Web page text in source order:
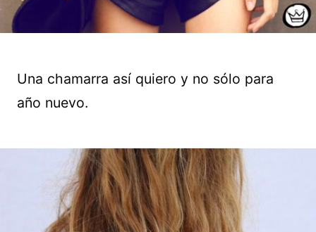
Una chamarra así quiero y no sólo para
año nuevo.